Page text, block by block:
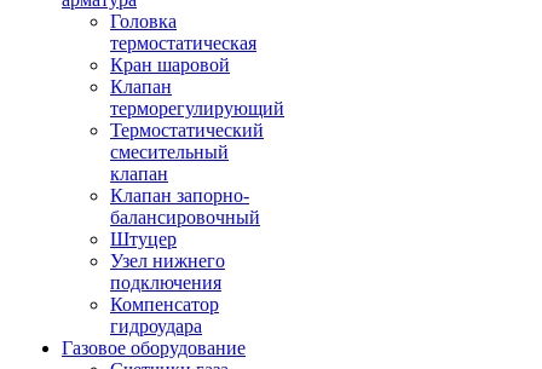
Головка
термостатическая
Кран шаровой
Клапан
терморегулирующий
Термостатический
смесительный
клапан
Клапан запорно-
балансировочный
Штуцер
Узел нижнего
подключения
Компенсатор
гидроудара
Газовое оборудование